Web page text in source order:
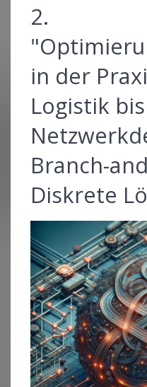
2.
in der
Logistik
Branch-
Diskrete